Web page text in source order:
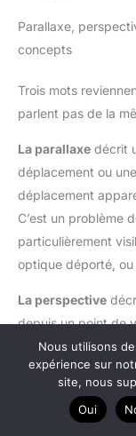
Parallaxe,
concepts
Trois mots
parlent pas de la
La parallaxe décrit
déplacement ou
déplacement
C’est un problème
particulièrement
optique déporté, ou
La perspective
depuis un point de
en architecture ou
rapproché
perspective
peut
un glissement
Nous utilisons
expérience sur
site, nous
Oui